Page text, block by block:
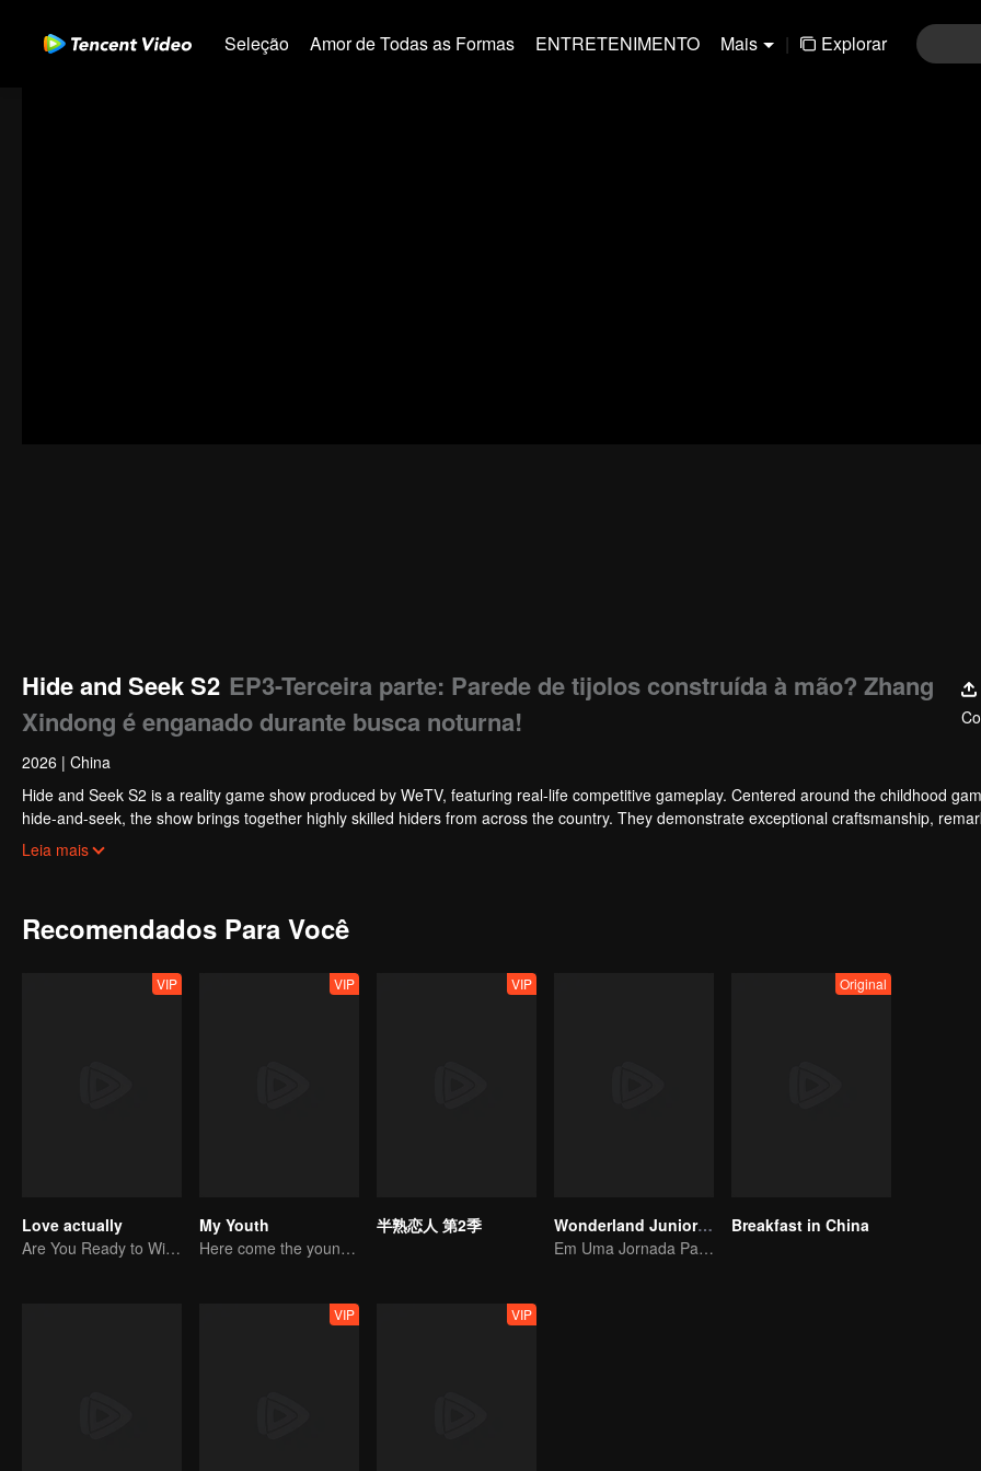
Seleção Amor de Todas as Formas ENTRETENIMENTO Mais | Explorar
Hide and Seek S2 EP3-Terceira parte: Parede de tijolos construída à mão? Zhang
Xindong é enganado durante busca noturna!
2026 | China
Hide and Seek S2 is a reality game show produced by WeTV, featuring real-life competitive gameplay. Centered around the childhood
hide-and-seek, the show brings together highly skilled hiders from across the country. They demonstrate exceptional craftsmanship,
physical abilities, and extraordinary mental agility, using all kinds of ingenious tactics to evade blanket searches by various hunter squads.
Leia mais
Recomendados Para Você
VIP
Love actually
Are You Ready to Witness the Love that Is Yet to Bloom?
VIP
My Youth
Here come the young traditional culture fans!
VIP
半熟恋人 第2季
Wonderland Junior S4
Em Uma Jornada Pastoral, Conheça o Mundo
Original
Breakfast in China
VIP VIP